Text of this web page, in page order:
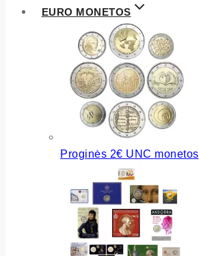
EURO MONETOS
Proginės 2€ UNC monetos